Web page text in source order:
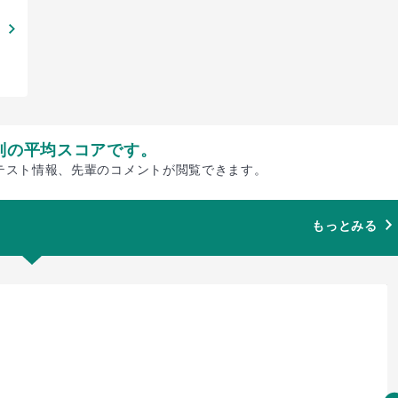
平均スコアです。
ト情報、先輩のコメントが閲覧できます。
もっとみる